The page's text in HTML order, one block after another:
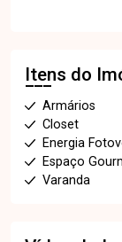
Itens do
Armários
Closet
Energia
Espaço
Varanda